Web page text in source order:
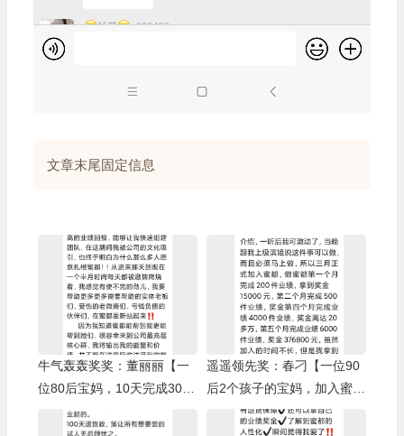
文章末尾固定信息
牛气轰轰奖奖：董丽丽【一
位80后宝妈，10天完成3000
箱业绩】/树人奖：小啄
遥遥领先奖：春刁【一位90
后2个孩子的宝妈，加入蜜都
5个月完成6000箱业绩】/上